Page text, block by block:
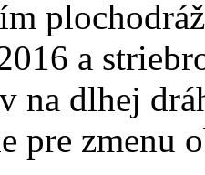
a
na dlhej
pre zmenu